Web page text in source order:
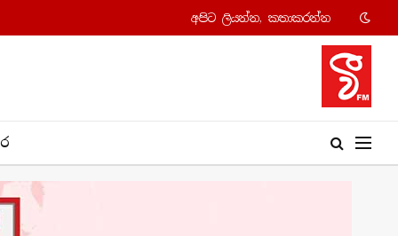
අපි​ට ලියන්න, කතාකරන්​න